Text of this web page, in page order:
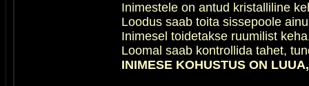
Inimestele on antud kristalliline
Loodus saab toita sissepoole
Inimesel toidetakse ruumilist
Loomal saab kontrollida tahet,
INIMESE KOHUSTUS ON